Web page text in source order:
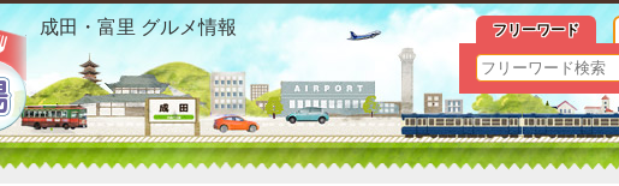
三里塚 野菜の美味しいお店 お勧めグルメ おすすめ情報
成田・富里 グルメ情報 フリーワード